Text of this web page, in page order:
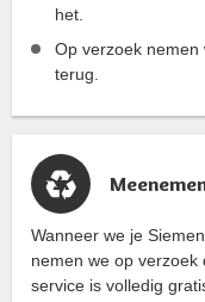
het.
Op verzoek
terug.
Wanneer we je
nemen we op
service is volledig